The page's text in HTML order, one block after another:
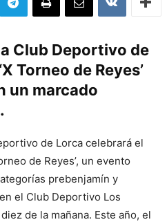
Club Deportivo de
Torneo de Reyes’
un marcado
de Lorca celebrará el
de Reyes’, un evento
prebenjamín y
el Club Deportivo Los
de la mañana. Este año, el